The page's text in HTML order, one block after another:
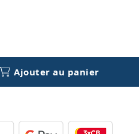
Ajouter au panier